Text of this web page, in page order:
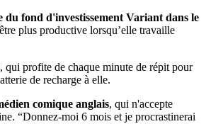
fond d'investissement Variant dans le
plus productive lorsqu’elle travaille
, qui profite de chaque minute de répit pour
de recharge à elle.
comique anglais, qui n'accepte
“Donnez-moi 6 mois et je procrastinerai